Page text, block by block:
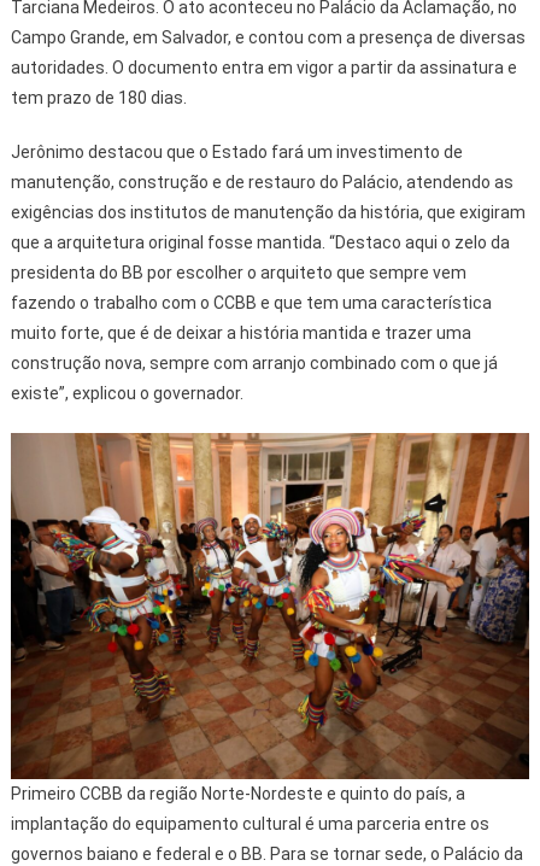
Tarciana Medeiros. O ato aconteceu no Palácio da Aclamação, no
Campo Grande, em Salvador, e contou com a presença de diversas
autoridades. O documento entra em vigor a partir da assinatura e
tem prazo de 180 dias.
Jerônimo destacou que o Estado fará um investimento de
manutenção, construção e de restauro do Palácio, atendendo as
exigências dos institutos de manutenção da história, que exigiram
que a arquitetura original fosse mantida. “Destaco aqui o zelo da
presidenta do BB por escolher o arquiteto que sempre vem
fazendo o trabalho com o CCBB e que tem uma característica
muito forte, que é de deixar a história mantida e trazer uma
construção nova, sempre com arranjo combinado com o que já
existe”, explicou o governador.
Primeiro CCBB da região Norte-Nordeste e quinto do país, a
implantação do equipamento cultural é uma parceria entre os
governos baiano e federal e o BB. Para se tornar sede, o Palácio da